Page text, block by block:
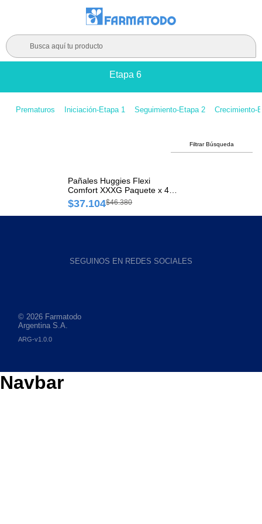
Busca aquí tu producto
Etapa 6
Prematuros Iniciación-Etapa 1 Seguimiento-Etapa 2 Crecimiento-
Filtrar Búsqueda
Pañales Huggies Flexi
Comfort XXXG Paquete x 48
und
$37.104$46.380
SEGUINOS EN REDES SOCIALES
© 2026 Farmatodo
Argentina S.A.
ARG-v1.0.0
Navbar